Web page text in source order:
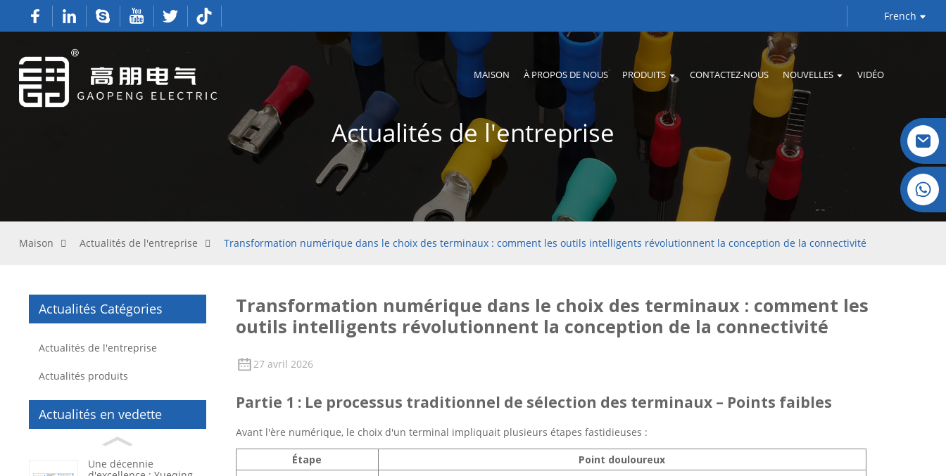
French
MAISON À PROPOS DE NOUS PRODUITS CONTACTEZ-NOUS NOUVELLES VIDÉO
Cristal : +86 19032081821
Actualités de l'entreprise
Maison Actualités de l'entreprise Transformation numérique dans le choix des terminaux : comment les outils intelligents révolutionnent la conception de la connectivité
Actualités Catégories
Actualités de l'entreprise
Actualités produits
Actualités en vedette
Une décennie
Transformation numérique dans le choix des terminaux : comment les
outils intelligents révolutionnent la conception de la connectivité
27 avril 2026
Partie 1 : Le processus traditionnel de sélection des terminaux – Points faibles
Avant l'ère numérique, le choix d'un terminal impliquait plusieurs étapes fastidieuses :
Étape
Point douloureux